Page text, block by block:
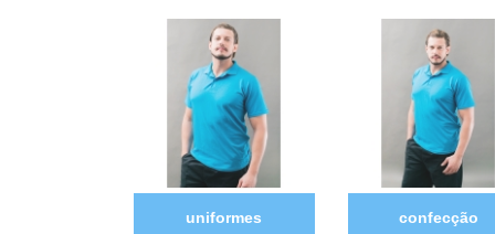
uniformes
confecção